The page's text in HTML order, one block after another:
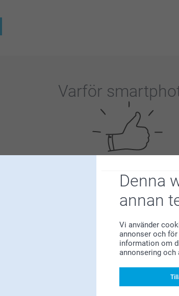
Denna
annan
Vi använder
annonser och
information om
annonsering och
Varför
Nöjd kundgaranti
Bonus på alla dina